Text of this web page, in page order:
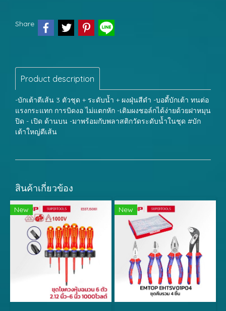
Share
Product description
-บักเต้าตีเส้น 3 ตัวชุด + ระดับน้ำ + ผงฝุ่นสีดำ -บอดี้บักเต้า ทนต่อ
แรงกระแทก การบิดงอ ไม่แตกหัก -เติมผงชอล์กได้ง่ายด้วยฝาหมุน
ปิด - เปิด ด้านบน -มาพร้อมกับพลาสติกวัดระดับน้ำในชุด #บัก
เต้าใหญ่ตีเส้น
สินค้าเกี่ยวข้อง
New New